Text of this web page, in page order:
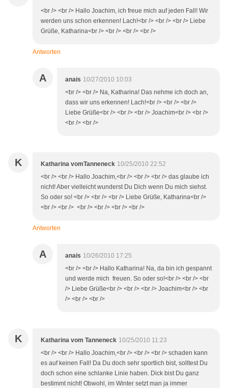
<br /> <br /> Hallo Joachim, ich freue mich auf jeden Fall! Wir
werden uns schon erkennen! Lach!<br /> <br /> <br /> Liebe
Grüße, Katharina<br /> <br /> <br /> <br />
Antworten
A anais 10/27/2010 10:03
<br /> <br /> Na, Katharina! Das nehme ich doch an,
dass wir uns erkennen! Lach!<br /> <br /> <br />
Liebe Grüße<br /> <br /> <br /> Joachim<br /> <br />
<br /> <br />
K Katharina vomTanneneck 10/25/2010 22:52
<br /> <br /> Hallo Joachim,<br /> <br /> <br /> das glaube ich
nicht! Aber vielleicht wunderst Du Dich wenn Du mich siehst.
So oder so! <br /> <br /> <br /> Liebe Grüße, Katharina<br />
<br /> <br /> <br /> <br /> <br /> <br />
Antworten
A anais 10/26/2010 17:25
<br /> <br /> Hallo Katharina! Na, da bin ich gespannt
und werde mich freuen. So oder so!<br /> <br /> <br
/> Liebe Grüße<br /> <br /> <br /> Joachim<br /> <br
/> <br /> <br />
K Katharina vom Tanneneck 10/25/2010 11:23
<br /> <br /> Hallo Joachim,<br /> <br /> <br /> schaden kann
es auf keinen Fall! Da Du doch sehr sportlich bist, solltest Du
doch schon eine schlanke Linie haben. Dick bist Du ganz
bestimmt nicht! Obwohl, im Winter setzt man ja immer